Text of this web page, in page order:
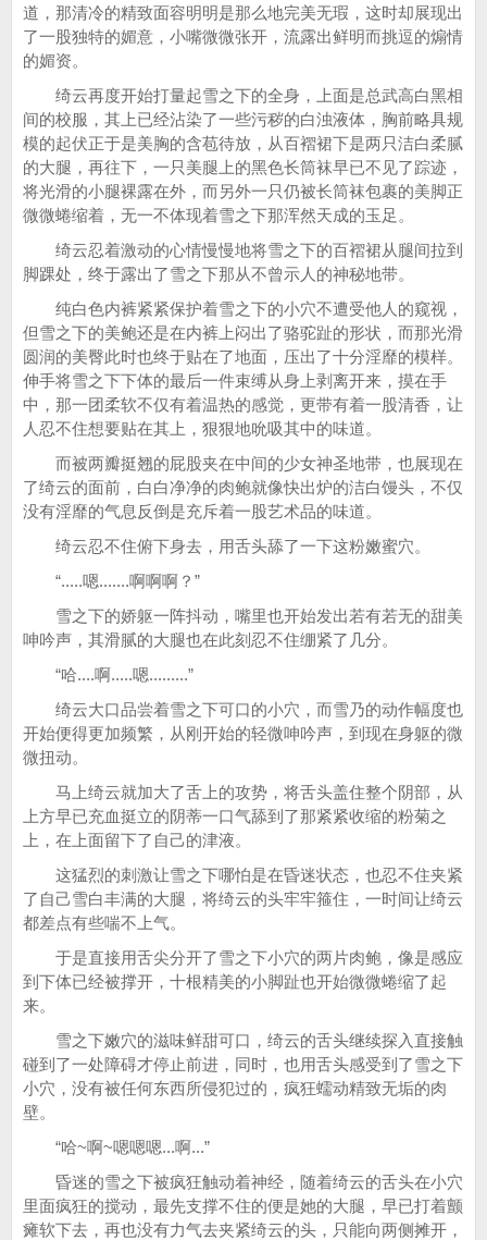
道，那清冷的精致面容明明是那么地完美无瑕，这时却展现出
了一股独特的媚意，小嘴微微张开，流露出鲜明而挑逗的煽情
的媚资。
绮云再度开始打量起雪之下的全身，上面是总武高白黑相
间的校服，其上已经沾染了一些污秽的白浊液体，胸前略具规
模的起伏正于是美胸的含苞待放，从百褶裙下是两只洁白柔腻
的大腿，再往下，一只美腿上的黑色长筒袜早已不见了踪迹，
将光滑的小腿裸露在外，而另外一只仍被长筒袜包裹的美脚正
微微蜷缩着，无一不体现着雪之下那浑然天成的玉足。
绮云忍着激动的心情慢慢地将雪之下的百褶裙从腿间拉到
脚踝处，终于露出了雪之下那从不曾示人的神秘地带。
纯白色内裤紧紧保护着雪之下的小穴不遭受他人的窥视，
但雪之下的美鲍还是在内裤上闷出了骆驼趾的形状，而那光滑
圆润的美臀此时也终于贴在了地面，压出了十分淫靡的模样。
伸手将雪之下下体的最后一件束缚从身上剥离开来，摸在手
中，那一团柔软不仅有着温热的感觉，更带有着一股清香，让
人忍不住想要贴在其上，狠狠地吮吸其中的味道。
而被两瓣挺翘的屁股夹在中间的少女神圣地带，也展现在
了绮云的面前，白白净净的肉鲍就像快出炉的洁白馒头，不仅
没有淫靡的气息反倒是充斥着一股艺术品的味道。
绮云忍不住俯下身去，用舌头舔了一下这粉嫩蜜穴。
“.....嗯.......啊啊啊？”
雪之下的娇躯一阵抖动，嘴里也开始发出若有若无的甜美
呻吟声，其滑腻的大腿也在此刻忍不住绷紧了几分。
“哈....啊.....嗯.........”
绮云大口品尝着雪之下可口的小穴，而雪乃的动作幅度也
开始便得更加频繁，从刚开始的轻微呻吟声，到现在身躯的微
微扭动。
马上绮云就加大了舌上的攻势，将舌头盖住整个阴部，从
上方早已充血挺立的阴蒂一口气舔到了那紧紧收缩的粉菊之
上，在上面留下了自己的津液。
这猛烈的刺激让雪之下哪怕是在昏迷状态，也忍不住夹紧
了自己雪白丰满的大腿，将绮云的头牢牢箍住，一时间让绮云
都差点有些喘不上气。
于是直接用舌尖分开了雪之下小穴的两片肉鲍，像是感应
到下体已经被撑开，十根精美的小脚趾也开始微微蜷缩了起
来。
雪之下嫩穴的滋味鲜甜可口，绮云的舌头继续探入直接触
碰到了一处障碍才停止前进，同时，也用舌头感受到了雪之下
小穴，没有被任何东西所侵犯过的，疯狂蠕动精致无垢的肉
壁。
“哈~啊~嗯嗯嗯...啊...”
昏迷的雪之下被疯狂触动着神经，随着绮云的舌头在小穴
里面疯狂的搅动，最先支撑不住的便是她的大腿，早已打着颤
瘫软下去，再也没有力气去夹紧绮云的头，只能向两侧摊开，